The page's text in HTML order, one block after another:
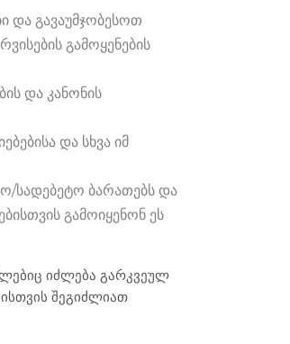
და გავაუმჯობესოთ
გამოყენების
და კანონის
და სხვა იმ
სადებეტო ბარათებს და
გამოიყენონ ეს
იძლება გარკვეულ
შეგიძლიათ